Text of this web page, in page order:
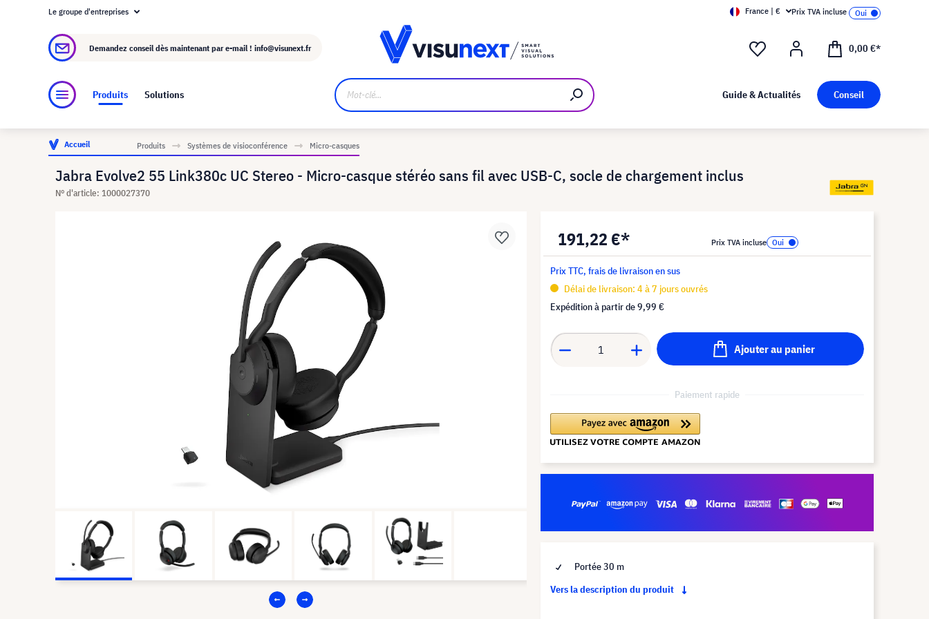
À propos de visunext.fr
Le groupe d'entreprises France | € Prix TVA incluse
Demandez conseil dès maintenant par e-mail ! info@visunext.fr 0,00 €*
Produits Solutions Guide & Actualités Conseil
Accueil Produits Systèmes de visioconférence Micro-casques
Jabra Evolve2 55 Link380c UC Stereo - Micro-casque stéréo sans fil avec USB-C, socle de chargement inclus
N° d'article: 1000027370
191,22 €* Prix TVA incluse
Prix TTC, frais de livraison en sus
Délai de livraison: 4 à 7 jours ouvrés
Expédition à partir de9,99 €
Ajouter au panier
Paiement rapide
Portée 30 m
Vers la description du produit